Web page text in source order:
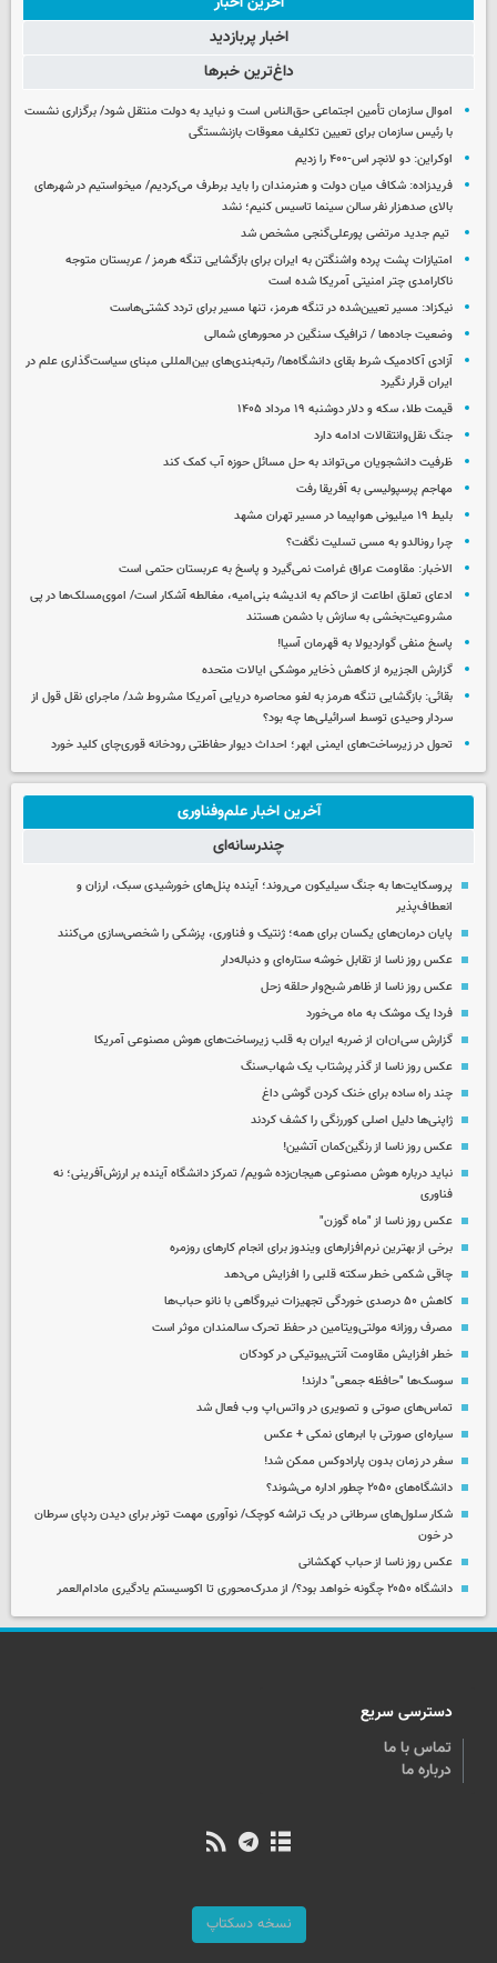
اخبار پربازدید
داغ‌ترین خبرها
اموال سازمان تأمین اجتماعی حق‌الناس است و نباید به دولت منتقل شود/ برگزاری نشست
با رئیس سازمان برای تعیین تکلیف معوقات بازنشستگی
اوکراین: دو لانچر اس-۴۰۰ را زدیم
فریدزاده: شکاف میان دولت و هنرمندان را باید برطرف می‌کردیم/ میخواستیم در شهرهای
بالای صدهزار نفر سالن سینما تاسیس کنیم؛ نشد
تیم جدید مرتضی پورعلی‌گنجی مشخص شد
امتیازات پشت پرده واشنگتن به ایران برای بازگشایی تنگه هرمز / عربستان متوجه
ناکارامدی چتر امنیتی آمریکا شده است
نیکزاد: مسیر تعیین‌شده در تنگه هرمز، تنها مسیر برای تردد کشتی‌هاست
وضعیت جاده‌ها / ترافیک سنگین در محورهای شمالی
آزادی آکادمیک شرط بقای دانشگاه‌ها/ رتبه‌بندی‌های بین‌المللی مبنای سیاست‌گذاری علم در
ایران قرار نگیرد
قیمت طلا، سکه و دلار دوشنبه ۱۹ مرداد ۱۴۰۵
جنگ نقل‌وانتقالات ادامه دارد
ظرفیت دانشجویان می‌تواند به حل مسائل حوزه آب کمک کند
مهاجم پرسپولیسی به آفریقا رفت
بلیط ۱۹ میلیونی هواپیما در مسیر تهران مشهد
چرا رونالدو به مسی تسلیت نگفت؟
الاخبار: مقاومت عراق غرامت نمی‌گیرد و پاسخ به عربستان حتمی است
ادعای تعلق اطاعت از حاکم به اندیشه بنی‌امیه، مغالطه آشکار است/ اموی‌مسلک‌ها در پی
مشروعیت‌بخشی به سازش با دشمن هستند
پاسخ منفی گواردیولا به قهرمان آسیا!
گزارش الجزیره از کاهش ذخایر موشکی ایالات متحده
بقائی: بازگشایی تنگه هرمز به لغو محاصره دریایی آمریکا مشروط شد/ ماجرای نقل قول از
سردار وحیدی توسط اسرائیلی‌ها چه بود؟
تحول در زیرساخت‌های ایمنی ابهر؛ احداث دیوار حفاظتی رودخانه قوری‌چای کلید خورد
آخرین اخبار علم‌وفناوری
چندرسانه‌ای
پروسکایت‌ها به جنگ سیلیکون می‌روند؛ آینده پنل‌های خورشیدی سبک، ارزان و
انعطاف‌پذیر
پایان درمان‌های یکسان برای همه؛ ژنتیک و فناوری، پزشکی را شخصی‌سازی می‌کنند
عکس روز ناسا از تقابل خوشه ستاره‌ای و دنباله‌دار
عکس روز ناسا از ظاهر شبح‌وار حلقه زحل
فردا یک موشک به ماه می‌خورد
گزارش سی‌ان‌ان از ضربه ایران به قلب زیرساخت‌های هوش مصنوعی آمریکا
عکس روز ناسا از گذر پرشتاب یک شهاب‌سنگ
چند راه‌ ساده برای خنک کردن گوشی داغ
ژاپنی‌ها دلیل اصلی کوررنگی را کشف کردند
عکس روز ناسا از رنگین‌کمان آتشین!
نباید درباره هوش مصنوعی هیجان‌زده شویم/ تمرکز دانشگاه آینده بر ارزش‌آفرینی؛ نه
فناوری
عکس روز ناسا از "ماه گوزن"
برخی از بهترین نرم‌افزارهای ویندوز برای انجام کارهای روزمره
چاقی شکمی خطر سکته قلبی را افزایش می‌دهد
کاهش ۵۰ درصدی خوردگی تجهیزات نیروگاهی با نانو حباب‌ها
مصرف روزانه مولتی‌ویتامین در حفظ تحرک سالمندان موثر است
خطر افزایش مقاومت آنتی‌بیوتیکی در کودکان
سوسک‌ها "حافظه جمعی" دارند!
تماس‌های صوتی و تصویری در واتس‌اپ وب فعال شد
سیاره‌ای صورتی با ابرهای نمکی + عکس
سفر در زمان بدون پارادوکس ممکن شد!
دانشگاه‌های ۲۰۵۰ چطور اداره می‌شوند؟
شکار سلول‌های سرطانی در یک تراشه کوچک/ نوآوری مهمت تونر برای دیدن ردپای سرطان
در خون
عکس روز ناسا از حباب کهکشانی
دانشگاه ۲۰۵۰ چگونه خواهد بود؟/ از مدرک‌محوری تا اکوسیستم یادگیری مادام‌العمر
دسترسی سریع
تماس با ما
درباره ما
نسخه دسکتاپ